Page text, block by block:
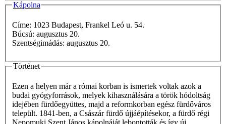
Kápolna
Címe: 1023 Budapest, Frankel Leó u. 54.
Búcsú: augusztus 20.
Szentségimádás: augusztus 20.
Történet
Ezen a helyen már a római korban is ismertek voltak azok a
budai gyógyforrások, melyek kihasználására a török hódoltság
idejében fürdőegyüttes, majd a reformkorban egész fürdőváros
települt. 1841-ben, a Császár fürdő újjáépítésekor, a fürdő régi
Nepomuki Szent János kápolnáját lebontották és így új